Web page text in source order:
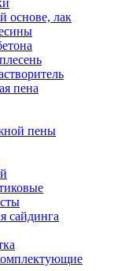
основе, лак
пена
пены
сайдинга